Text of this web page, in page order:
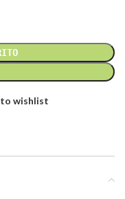
wishlist